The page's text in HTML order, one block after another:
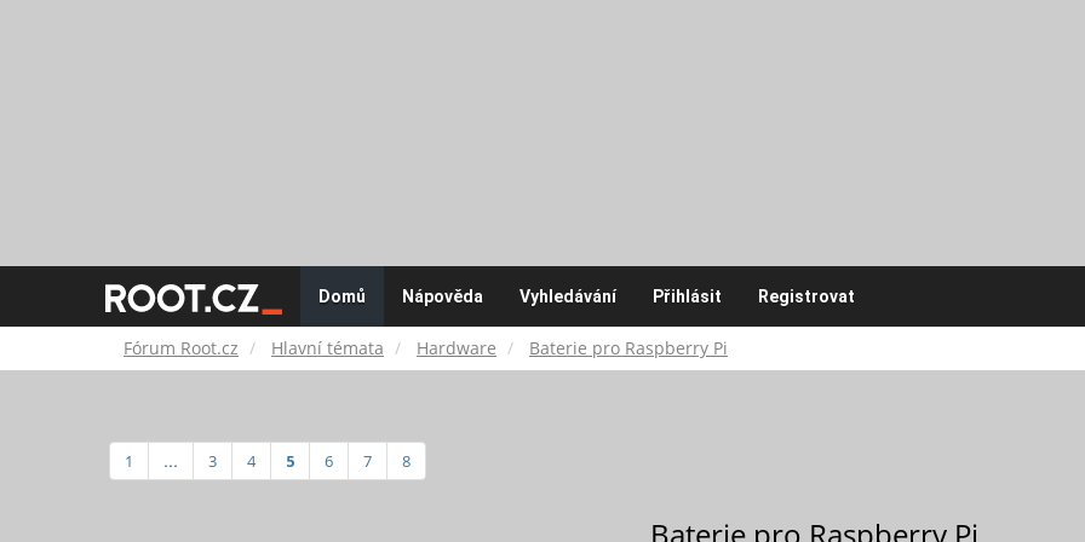
Fórum
Root.cz
Domů Nápověda Vyhledávání Přihlásit Registrovat
Fórum Root.cz Hlavní témata Hardware Baterie pro Raspberry Pi
1 ... 3 4 5 6 7 8